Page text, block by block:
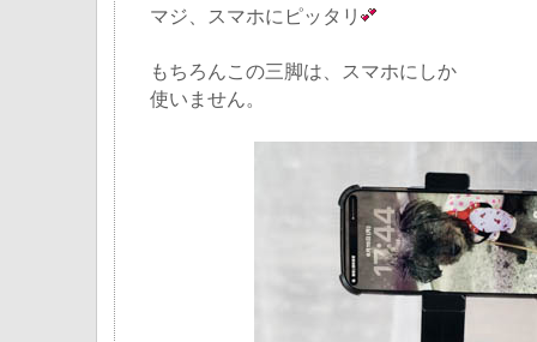
マジ、スマホにピッタリ
もちろんこの三脚は、スマホにしか
使いません。